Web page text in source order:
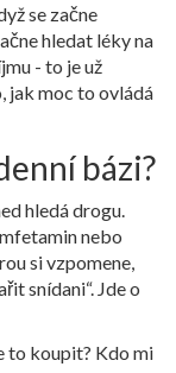
se začne
hledat léky na
- to je už
jak moc to ovládá
bázi?
hledá drogu.
nebo
si vzpomene,
snídani“. Jde o
to koupit? Kdo mi